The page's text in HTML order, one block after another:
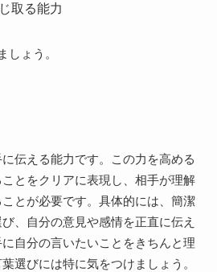
取る能力
しょう。
伝える能力です。この力を高める
とをクリアに表現し、相手が理解
とが必要です。具体的には、簡潔
、自分の意見や感情を正直に伝え
自分の言いたいことをきちんと理
選びには特に気をつけましょう。